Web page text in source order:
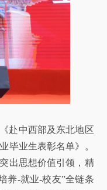
赴中西部及东北地区
毕业生表彰名单》。
出思想价值引领，精
养-就业-校友”全链条